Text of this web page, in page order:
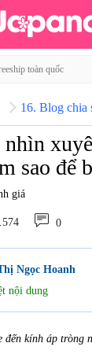
16. Blog chia
sao để
giá
0
Ngọc Hoanh
nội dung
đến kính áp tròng